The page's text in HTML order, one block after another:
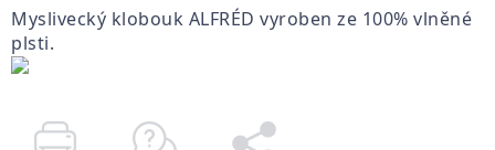
Myslivecký klobouk ALFRÉD vyroben ze 100% vlněné
plsti.